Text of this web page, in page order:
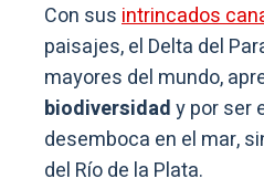
Con susintrincados
paisajes, el Delta del
mayores del mundo,
biodiversidady por ser
desemboca en el mar,
del Río de la Plata.